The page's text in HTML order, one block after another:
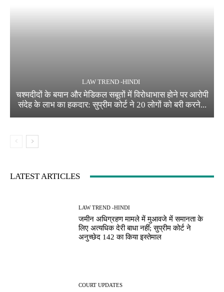
LAW TREND -HINDI
चश्मदीदों के बयान और मेडिकल सबूतों में विरोधाभास होने पर आरोपी
संदेह के लाभ का हकदार: सुप्रीम कोर्ट ने 20 लोगों को बरी करने...
LATEST ARTICLES
LAW TREND -HINDI
जमीन अधिग्रहण मामले में मुआवजे में समानता के
लिए अत्यधिक देरी बाधा नहीं; सुप्रीम कोर्ट ने
अनुच्छेद 142 का किया इस्तेमाल
COURT UPDATES